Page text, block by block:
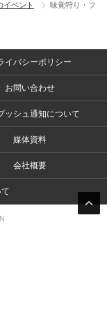
イベント
味覚狩り・フ
イバシーポリシー
お問い合わせ
ッシュ通知について
媒体資料
会社概要